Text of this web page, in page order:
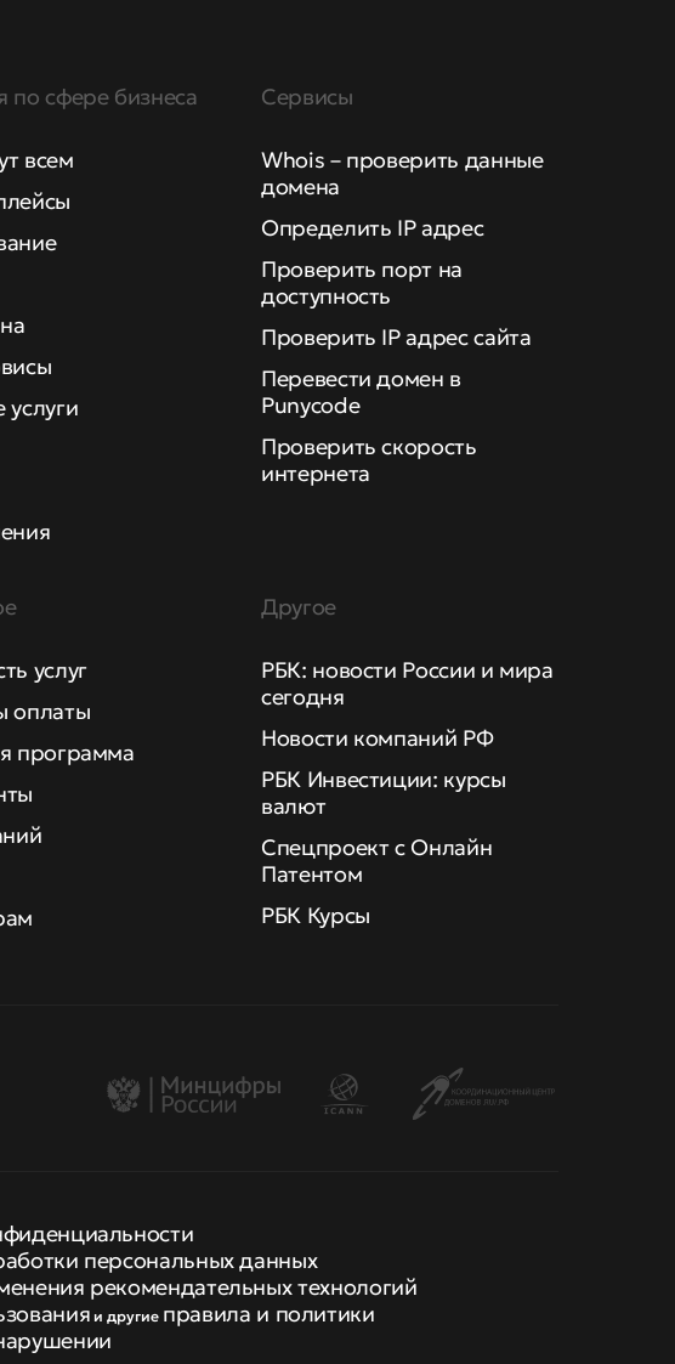
по сфере бизнеса
всем
Сервисы
Whois – проверить данные
домена
Определить IP адрес
Проверить порт на
доступность
Проверить IP адрес сайта
Перевести домен в
Punycode
Проверить скорость
интернета
услуг
оплаты
программа
Другое
РБК: новости России и мира
сегодня
Новости компаний РФ
РБК Инвестиции: курсы
валют
Спецпроект с Онлайн
Патентом
РБК Курсы
персональных данных
рекомендательных технологий
и другие правила и политики